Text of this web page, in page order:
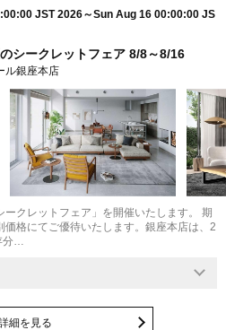
JST 2026～Sun Aug 16 00:00:00 JS
シークレットフェア 8/8～8/16
ル銀座本店
クレットフェア」を開催いたします。 期
格にてご優待いたします。銀座本店は、2
…
細を見る